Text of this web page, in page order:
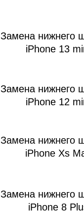
Замена нижнего
iPhone 13
Замена нижнего
iPhone 12
Замена нижнего
iPhone Xs
Замена нижнего
iPhone 8